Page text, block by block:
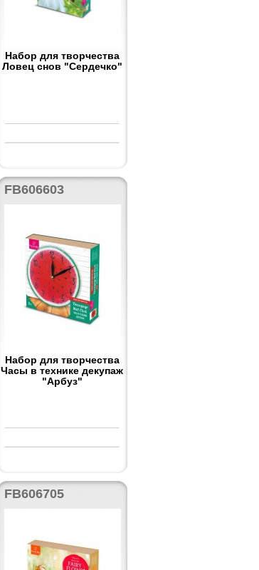
Набор для творчества
Ловец снов "Сердечко"
FB606603
Набор для творчества
Часы в технике декупаж
"Арбуз"
FB606705